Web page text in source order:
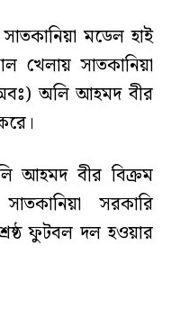
মডেল হাই
খেলায় সাতকানিয়া
অলি আহমদ বীর
আহমদ বীর বিক্রম
সরকারি
ফুটবল দল হওয়ার